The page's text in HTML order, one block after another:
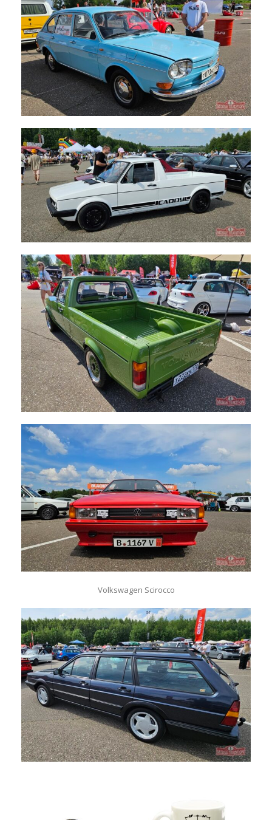
Volkswagen Scirocco